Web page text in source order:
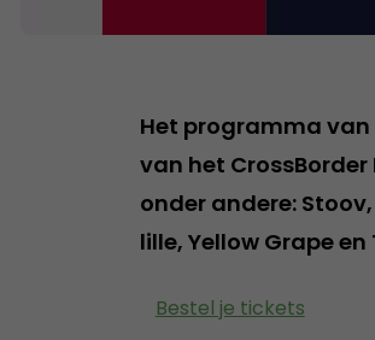
Het programma van
van het
onder andere:
lille, Yellow Grape
Bestel je tickets